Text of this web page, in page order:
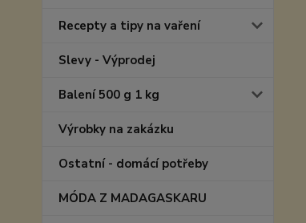
Recepty a tipy na vaření
Slevy - Výprodej
Balení 500 g 1 kg
Výrobky na zakázku
Ostatní - domácí potřeby
MÓDA Z MADAGASKARU